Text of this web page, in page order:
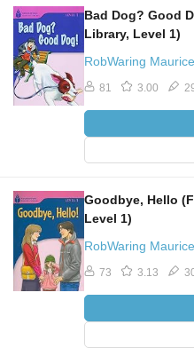
Bad Dog? Good
Library, Level 1)
RobWaring
81 3.00
Goodbye, Hello
Level 1)
RobWaring
73 3.13